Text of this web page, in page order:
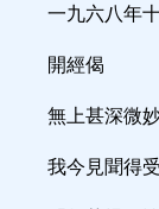
一九六八年
開經偈
無上甚深微
我今見聞得